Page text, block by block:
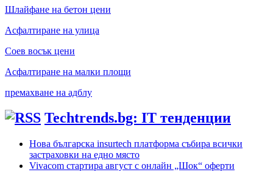
Шлайфане на бетон цени
Асфалтиране на улица
Соев восък цени
Асфалтиране на малки площи
премахване на адблу
Techtrends.bg: IT тенденции
Нова българска insurtech платформа събира всички
застраховки на едно място
Vivacom стартира август с онлайн „Шок“ оферти